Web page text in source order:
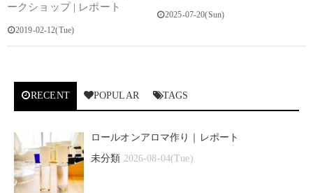
ークショップ | レポート
2019-02-12(Tue)
2025-07-20(Sun)
RECENT POPULAR TAGS
ロールオンアロマ作り｜レポート
未分類 2026-08-04(Tue)